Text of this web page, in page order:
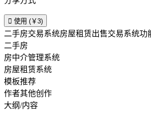
 使用 (￥3)
二手房交易系统房屋租赁出售交易系统
二手房
房中介管理系统
房屋租赁系统
模板推荐
作者其他创作
大纲/内容